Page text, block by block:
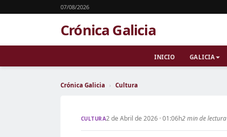
07/08/2026
Crónica Galicia
INICIO GALICIA
Crónica Galicia › Cultura
CULTURA2 de Abril de 2026 · 01:06h2 min de lectura